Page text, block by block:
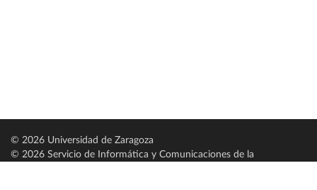
© 2026 Universidad de Zaragoza
© 2026 Servicio de Informática y Comunicaciones de la